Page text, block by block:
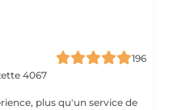
196
4067
plus qu'un service de